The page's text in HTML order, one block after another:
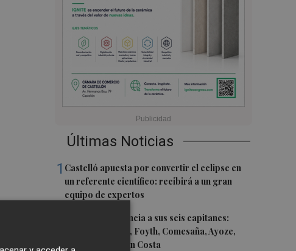
Últimas Noticias
1 Castelló apuesta por convertir el eclipse en
un referente científico: recibirá a un gran
equipo de expertos
El Villarreal anuncia a sus seis capitanes:
Gerard Moreno, Foyth, Comesaña, Ayoze,
Cardona y Logan Costa